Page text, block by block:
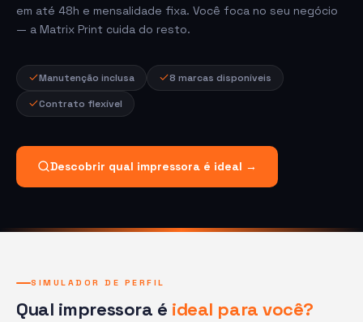
em até 48h e mensalidade fixa. Você foca no seu negócio
— a Matrix Print cuida do resto.
Manutenção inclusa
8 marcas disponíveis
Contrato flexível
Descobrir qual impressora é ideal →
SIMULADOR DE PERFIL
Qual impressora é ideal para você?